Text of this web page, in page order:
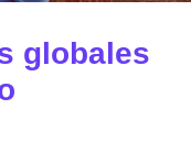
globales